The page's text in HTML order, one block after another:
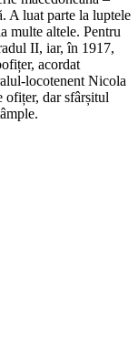
A luat parte la luptele
multe altele. Pentru
II, iar, în 1917,
acordat
locotenent Nicola
ofițer, dar sfârșitul